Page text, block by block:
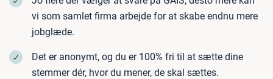
vi som samlet firma arbejde for at skabe endnu mere
jobglæde.
Det er anonymt, og du er 100% fri til at sætte dine
stemmer dér, hvor du mener, de skal sættes.